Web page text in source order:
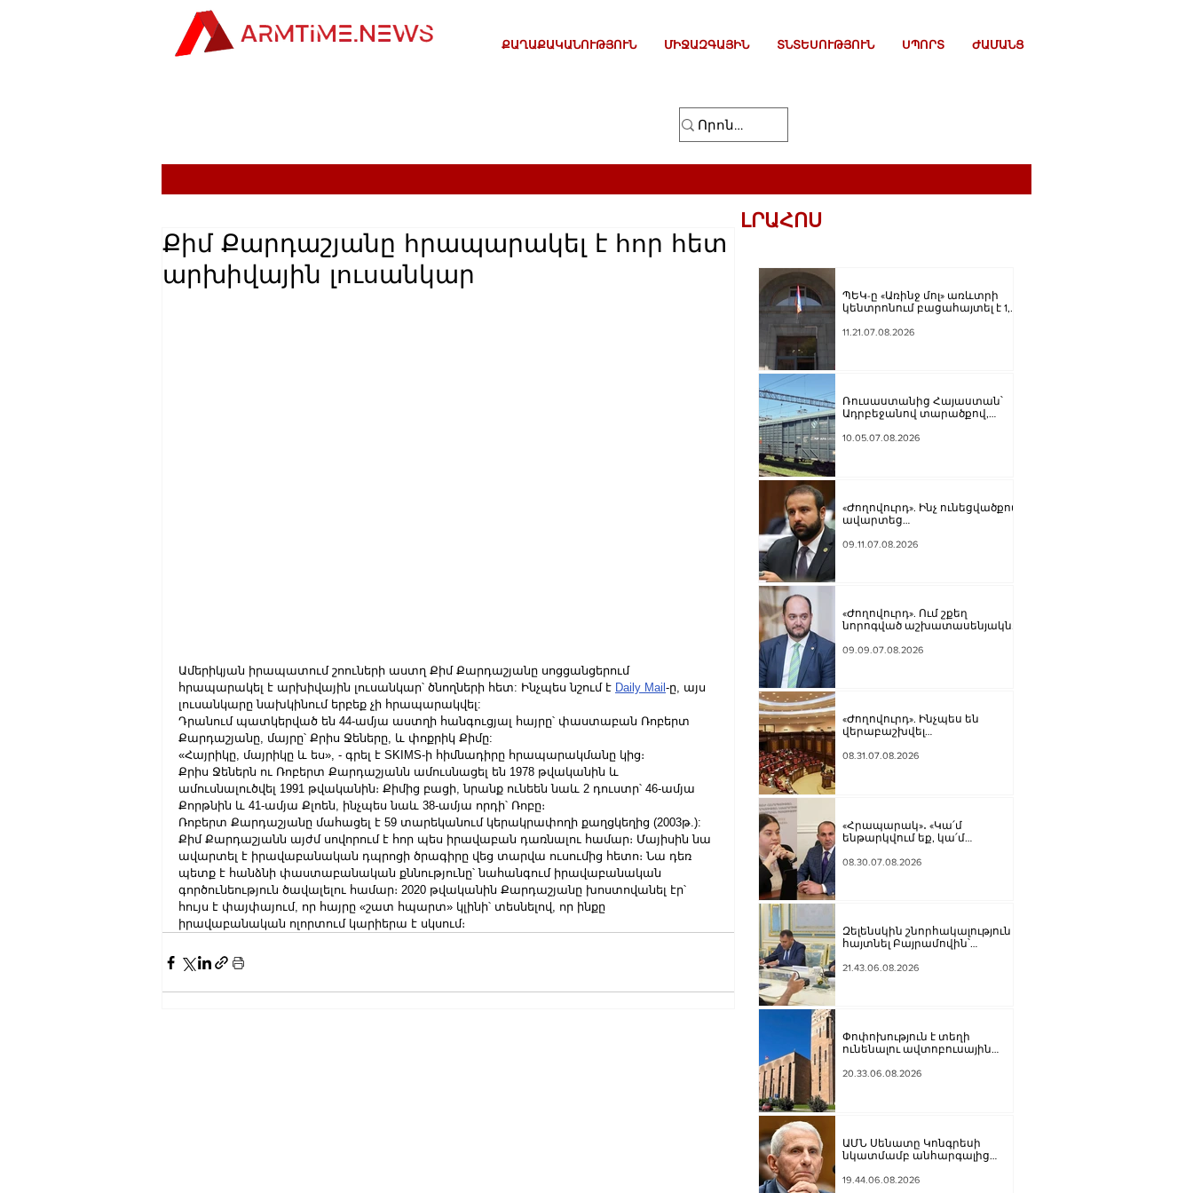
ՔԱՂԱՔԱԿԱՆՈՒԹՅՈՒՆ ՄԻՋԱԶԳԱՅԻՆ ՏՆՏԵՍՈՒԹՅՈՒՆ ՍՊՈՐՏ ԺԱՄԱՆՑ
Քիմ Քարդաշյանը հրապարակել է հոր հետ
արխիվային լուսանկար
Ամերիկյան իրապատում շոուների աստղ Քիմ Քարդաշյանը սոցցանցերում
հրապարակել է արխիվային լուսանկար՝ ծնողների հետ: Ինչպես նշում է Daily Mail -ը, այս
լուսանկարը նախկինում երբեք չի հրապարակվել:
Դրանում պատկերված են 44-ամյա աստղի հանգուցյալ հայրը՝ փաստաբան Ռոբերտ
Քարդաշյանը, մայրը՝ Քրիս Ջեները, և փոքրիկ Քիմը:
«Հայրիկը, մայրիկը և ես», - գրել է SKIMS-ի հիմնադիրը հրապարակմանը կից։
Քրիս Ջեներն ու Ռոբերտ Քարդաշյանն ամուսնացել են 1978 թվականին և
ամուսնալուծվել 1991 թվականին։ Քիմից բացի, նրանք ունեեն նաև 2 դուստր՝ 46-ամյա
Քորթնին և 41-ամյա Քլոեն, ինչպես նաև 38-ամյա որդի՝ Ռոբը։
Ռոբերտ Քարդաշյանը մահացել է 59 տարեկանում կերակրափողի քաղցկեղից (2003թ.):
Քիմ Քարդաշյանն այժմ սովորում է հոր պես իրավաբան դառնալու համար։ Մայիսին նա
ավարտել է իրավաբանական դպրոցի ծրագիրը վեց տարվա ուսումից հետո։ Նա դեռ
պետք է հանձնի փաստաբանական քննությունը՝ նահանգում իրավաբանական
գործունեություն ծավալելու համար։ 2020 թվականին Քարդաշյանը խոստովանել էր՝
հույս է փայփայում, որ հայրը «շատ հպարտ» կլինի՝ տեսնելով, որ ինքը
իրավաբանական ոլորտում կարիերա է սկսում։
ԼՐԱՀՈՍ
ՊԵԿ-ը «Առինջ մոլ» առևտրի
կենտրոնում բացահայտել է 1,3
հարկման օբյեկտ
11.21.07.08.2026
Ռուսաստանից Հայաստան՝
Ադրբեջանով տարածքով,
քարածուխ
10.05.07.08.2026
«Ժողովուրդ». Ինչ ունեցվածքով
ավարտեց
գործունեությունը Հայկ
09.11.07.08.2026
«Ժողովուրդ». Ում շքեղ
նորոգված աշխատասենյակն է
Հարությունյանին
09.09.07.08.2026
«Ժողովուրդ». Ինչպես են
վերաբաշխվել
Ազգային ժողովում
08.31.07.08.2026
«Հրապարակ»․ «Կա՛մ
ենթարկվում եք, կա՛մ
համակարգում «ցար ի բոգ է»
08.30.07.08.2026
Զելենսկին շնորհակալություն է
հայտնել Բայրամովին՝
հումանիտար աջակցության,
21.43.06.08.2026
Փոփոխություն է տեղի
ունենալու ավտոբուսային
քաղաքապետարան
20.33.06.08.2026
ԱՄՆ Սենատը Կոնգրեսի
նկատմամբ անհարգալից
Ֆաուչիին մեղավոր է ճանաչել
19.44.06.08.2026